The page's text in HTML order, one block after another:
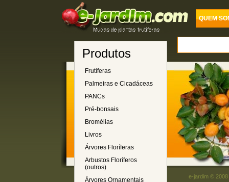
QUEM
Produtos
Frutíferas
Palmeiras e Cicadáceas
PANCs
Pré-bonsais
Bromélias
Livros
Árvores Floríferas
Arbustos Floríferos
(outros)
Árvores Ornamentais
e-jardim ©